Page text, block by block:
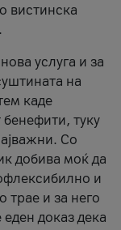
вистинска
услуга и за
на
каде
туку
Со
добива моќ да
и
трае и за него
доказ дека